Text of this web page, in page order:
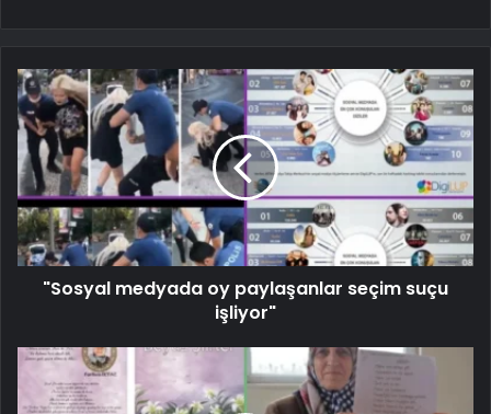
"Sosyal medyada oy paylaşanlar seçim suçu
işliyor"